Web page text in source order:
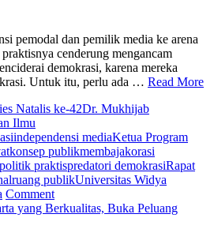
pemodal dan pemilik media ke arena
cenderung mengancam
demokrasi, karena mereka
Untuk itu, perlu ada … Read More
Natalis ke-42Dr. Mukhijab
Ilmu
independensi mediaKetua Program
konsep publikmembajakorasi
politik praktispredatori demokrasiRapat
ruang publikUniversitas Widya
Commenton
Dr